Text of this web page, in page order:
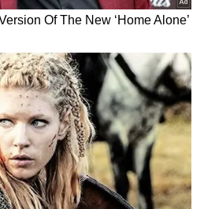
ஓடிய இந்த தொடர்
மேலும் இந்த சீரியல்
சீரியலுக்குள்
கண்டார். இந்த
அல்லி ராஜ்ஜியம்,
சித்திரம் பேசுதடி,
போன்ற தொடர்களை